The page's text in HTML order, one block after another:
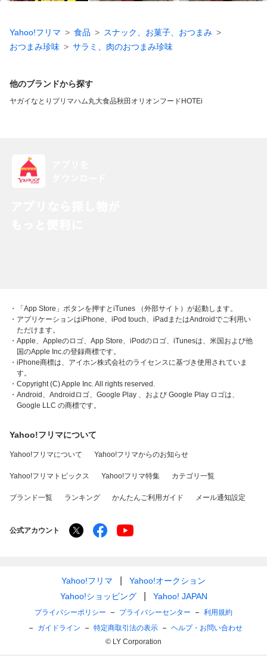
Yahoo!フリマ 食品
スナック、お菓子、おつまみ
おつまみ珍味
サラミ、肉のおつまみ珍味
他のブランドから探す
ヤガイなとり プリマハム丸大食品秋田オリオンフード HOTEi
・「App Store」ボタンを押すとiTunes （外部サイト）が起動します。
・アプリケーションはiPhone、iPod touch、iPadまたはAndroidでご利用い
ただけます。
・Apple、Appleのロゴ、App Store、iPodのロゴ、iTunesは、米国および他
国のApple Inc.の登録商標です。
・iPhone商標は、アイホン株式会社のライセンスに基づき使用されていま
す。
・Copyright (C) Apple Inc. All rights reserved.
・Android、Androidロゴ、Google Play 、および Google Play ロゴは、
Google LLC の商標です。
Yahoo!フリマについて
Yahoo!フリマについて Yahoo!フリマからのお知らせ
Yahoo!フリマトピックス Yahoo!フリマ特集 カテゴリ一覧
ブランド一覧 ランキング かんたんご利用ガイド メール通知設定
公式アカウント
Yahoo!フリマ
Yahoo!オークション
Yahoo!ショッピング
Yahoo! JAPAN
プライバシーポリシー プライバシーセンター
利用規約
ガイドライン
特定商取引法の表示
ヘルプ・お問い合わせ
© LY Corporation